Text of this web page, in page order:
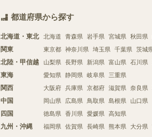
都道府県から探す
北海道・東北 北海道 青森県 岩手県 宮城県 秋田県
関東 東京都 神奈川県 埼玉県 千葉県 茨城
北陸・甲信越 山梨県 長野県 新潟県 富山県 石川県
東海 愛知県 静岡県 岐阜県 三重県
関西 大阪府 兵庫県 京都府 滋賀県 奈良県
中国 岡山県 広島県 鳥取県 島根県 山口県
四国 徳島県 香川県 愛媛県 高知県
九州・沖縄 福岡県 佐賀県 長崎県 熊本県 大分県